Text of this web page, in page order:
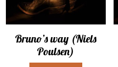
Bruno’s way (Niels
Poulsen)